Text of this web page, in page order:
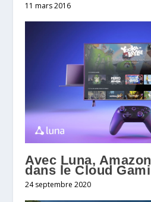
11 mars 2016
Avec Luna,
dans le Cloud
24 septembre 2020